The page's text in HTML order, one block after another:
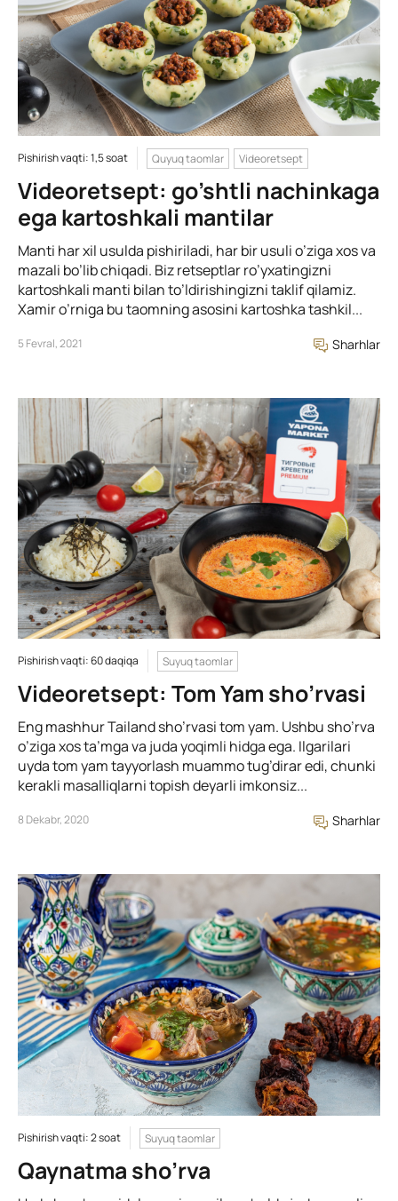
Pishirish vaqti: 1,5 soat Quyuq taomlar Videoretsept
Videoretsept: go’shtli nachinkaga
ega kartoshkali mantilar
Manti har xil usulda pishiriladi, har bir usuli o’ziga xos va
mazali bo’lib chiqadi. Biz retseptlar ro’yxatingizni
kartoshkali manti bilan to’ldirishingizni taklif qilamiz.
Xamir o’rniga bu taomning asosini kartoshka tashkil...
5 Fevral, 2021 Sharhlar
Pishirish vaqti: 60 daqiqa Suyuq taomlar
Videoretsept: Tom Yam sho’rvasi
Eng mashhur Tailand sho’rvasi tom yam. Ushbu sho’rva
o’ziga xos ta’mga va juda yoqimli hidga ega. Ilgarilari
uyda tom yam tayyorlash muammo tug’dirar edi, chunki
kerakli masalliqlarni topish deyarli imkonsiz...
8 Dekabr, 2020 Sharhlar
Pishirish vaqti: 2 soat Suyuq taomlar
Qaynatma sho’rva